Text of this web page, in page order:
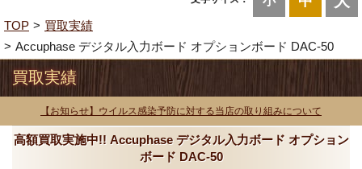
TOP
買取実績
Accuphase デジタル入力ボード オプションボード DAC-50
買取実績
【お知らせ】ウイルス感染予防に対する当店の取り組みについて
高額買取実施中!! Accuphase デジタル入力ボード オプション
ボード DAC-50